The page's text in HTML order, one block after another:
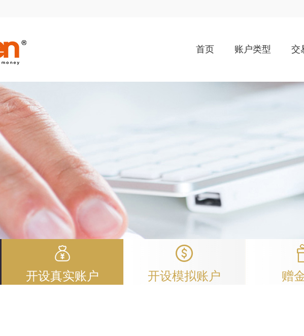
首页 账户类型 交
开设真实账户 开设模拟账户 赠